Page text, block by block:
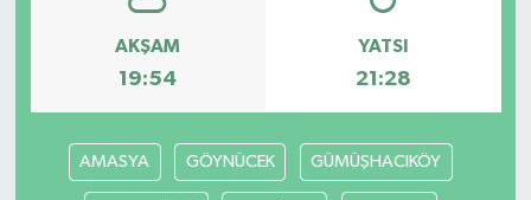
AKŞAM
19:54
YATSI
21:28
AMASYA GÖYNÜCEK GÜMÜŞHACIKÖY